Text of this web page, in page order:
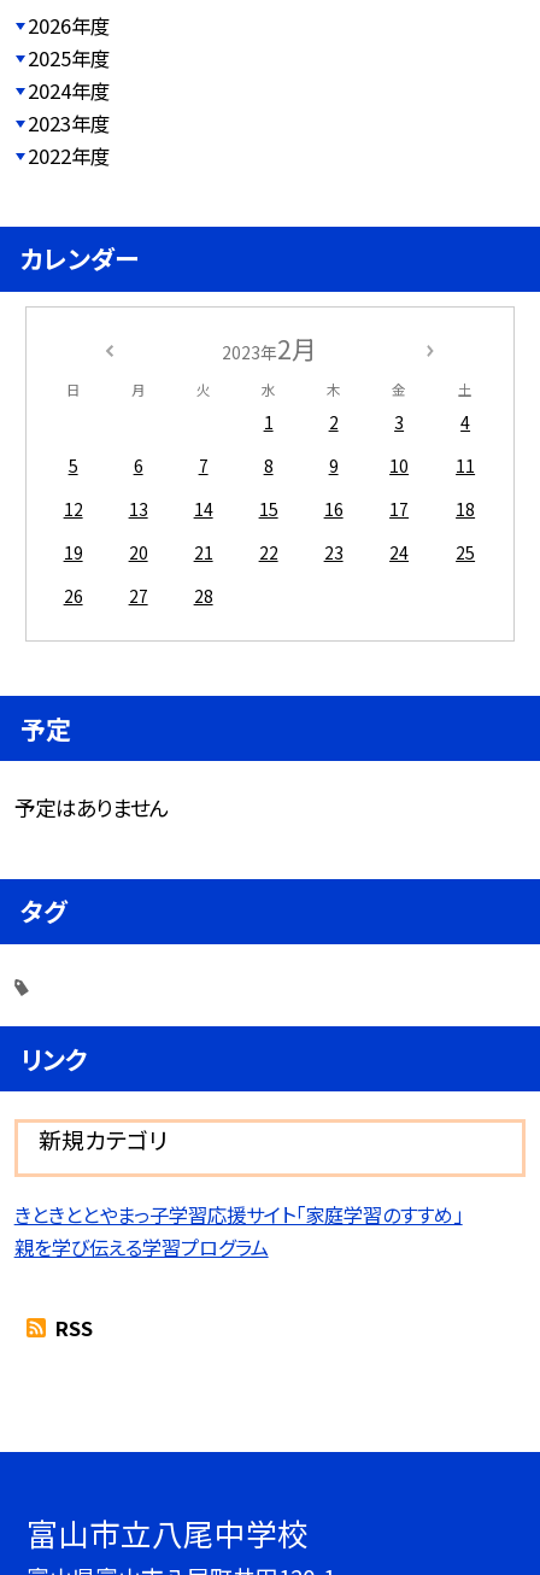
2026年度
2025年度
2024年度
2023年度
2022年度
カレンダー
2023年2月
日 月 火 水 木 金 土
1 2 3
4
5
6 7 8 9 10
11
12
13 14 15 16 17
18
19
20 21 22 23 24
25
26
27 28
予定
予定はありません
タグ
リンク
新規カテゴリ
きときととやまっ子学習応援サイト「家庭学習のすすめ」
親を学び伝える学習プログラム
RSS
富山市立八尾中学校